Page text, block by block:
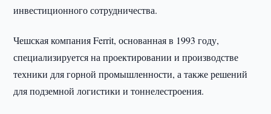
инвестиционного сотрудничества.
Чешская компания Ferrit, основанная в 1993 году,
специализируется на проектировании и производстве
техники для горной промышленности, а также решений
для подземной логистики и тоннелестроения.